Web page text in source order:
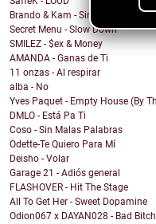
Brando & Kam - Sin Ti No Soy
Secret Menu - Slow Down
SMILEZ - $ex & Money
AMANDA - Ganas de Ti
11 onzas - Al respirar
alba - No
Yves Paquet - Empty House (By
DMLO - Está Pa Ti
Coso - Sin Malas Palabras
Odette-Te Quiero Para Mí
Deisho - Volar
Garage 21 - Adiós general
FLASHOVER - Hit The Stage
All To Get Her - Sweet Dopamine
Odion067 x DAYAN028 - Bad Bitch